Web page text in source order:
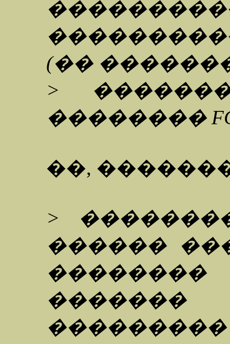
(��
>
��������
��,
>
������